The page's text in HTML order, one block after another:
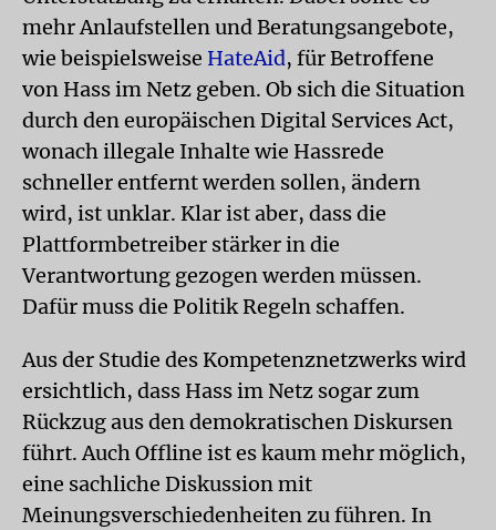
mehr Anlaufstellen und Beratungsangebote,
wie beispielsweise HateAid, für Betroffene
von Hass im Netz geben. Ob sich die Situation
durch den europäischen Digital Services Act,
wonach illegale Inhalte wie Hassrede
schneller entfernt werden sollen, ändern
wird, ist unklar. Klar ist aber, dass die
Plattformbetreiber stärker in die
Verantwortung gezogen werden müssen.
Dafür muss die Politik Regeln schaffen.
Aus der Studie des Kompetenznetzwerks wird
ersichtlich, dass Hass im Netz sogar zum
Rückzug aus den demokratischen Diskursen
führt. Auch Offline ist es kaum mehr möglich,
eine sachliche Diskussion mit
Meinungsverschiedenheiten zu führen. In